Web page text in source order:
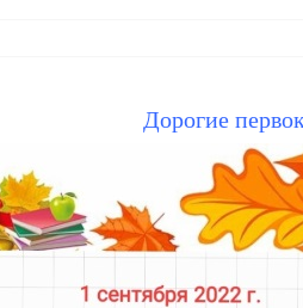
Дорогие